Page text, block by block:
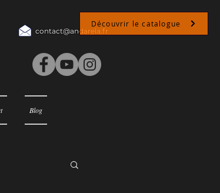
Découvrir le catalogue
contact@andarela.fr
Blog